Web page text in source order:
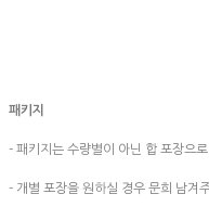
패키지
- 패키지는 수량별이 아닌 합 포장으로
- 개별 포장을 원하실 경우 문희 남겨